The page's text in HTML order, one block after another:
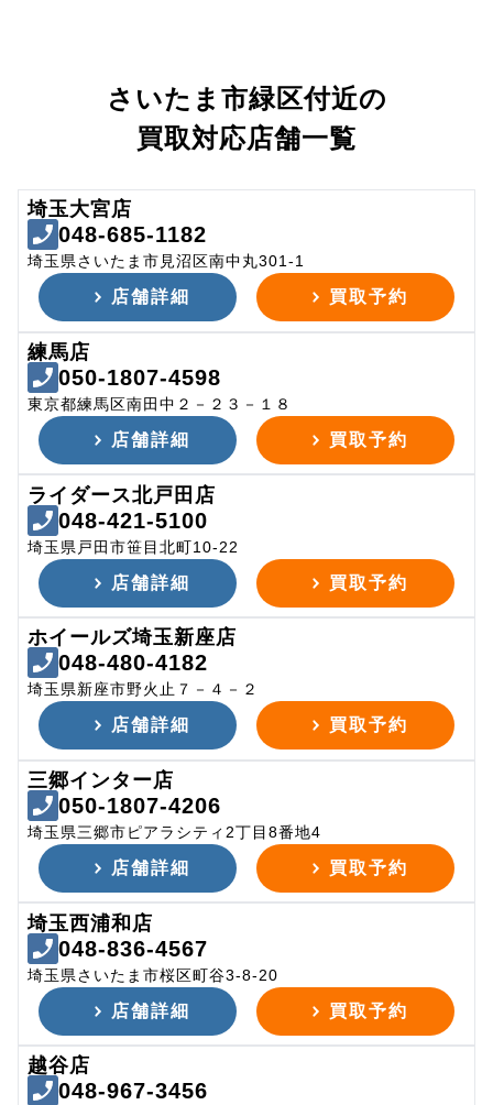
さいたま市緑区付近の
買取対応店舗一覧
埼玉大宮店
048-685-1182
埼玉県さいたま市見沼区南中丸301-1
店舗詳細 買取予約
練馬店
050-1807-4598
東京都練馬区南田中２－２３－１８
店舗詳細 買取予約
ライダース北戸田店
048-421-5100
埼玉県戸田市笹目北町10-22
店舗詳細 買取予約
ホイールズ埼玉新座店
048-480-4182
埼玉県新座市野火止７－４－２
店舗詳細 買取予約
三郷インター店
050-1807-4206
埼玉県三郷市ピアラシティ2丁目8番地4
店舗詳細 買取予約
埼玉西浦和店
048-836-4567
埼玉県さいたま市桜区町谷3-8-20
店舗詳細 買取予約
越谷店
048-967-3456